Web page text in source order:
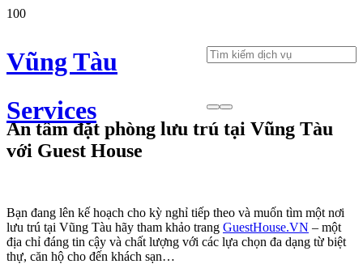
Vũng Tàu
Services
An tâm đặt phòng lưu trú tại Vũng Tàu
với Guest House
Bạn đang lên kế hoạch cho kỳ nghỉ tiếp theo và muốn tìm một nơi
lưu trú tại Vũng Tàu hãy tham khảo trang GuestHouse.VN – một
địa chỉ đáng tin cậy và chất lượng với các lựa chọn đa dạng từ biệt
thự, căn hộ cho đến khách sạn…